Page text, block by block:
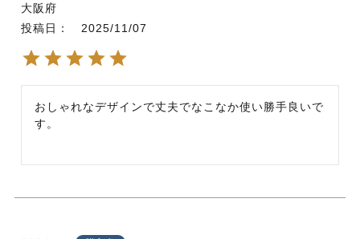
大阪府
投稿日
2025/11/07
おしゃれなデザインで丈夫でなこなか使い勝手良いで
す。